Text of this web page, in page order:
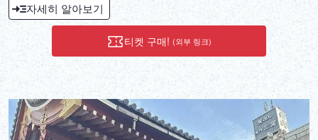
자세히 알아보기
티켓 구매! (외부 링크)